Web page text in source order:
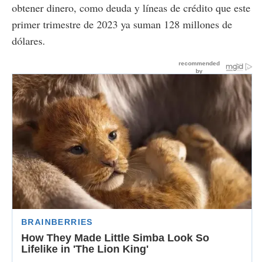
obtener dinero, como deuda y líneas de crédito que este
primer trimestre de 2023 ya suman 128 millones de
dólares.